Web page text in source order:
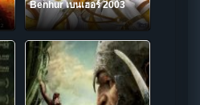
Benhur เบนเฮอร์ 2003